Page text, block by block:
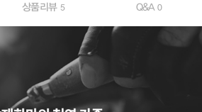
상품리뷰 5 Q&A0